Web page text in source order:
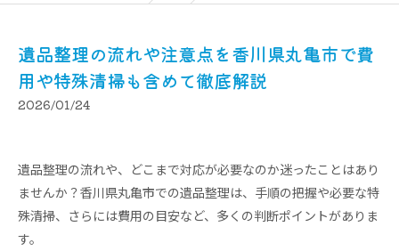
遺品整理の流れや注意点を香川県丸亀市で費
用や特殊清掃も含めて徹底解説
2026/01/24
遺品整理の流れや、どこまで対応が必要なのか迷ったことはあり
ませんか？香川県丸亀市での遺品整理は、手順の把握や必要な特
殊清掃、さらには費用の目安など、多くの判断ポイントがありま
す。